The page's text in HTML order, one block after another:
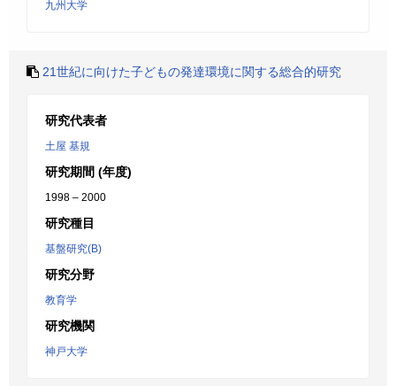
九州大学
21世紀に向けた子どもの発達環境に関する総合的研究
研究代表者
土屋 基規
研究期間 (年度)
1998 – 2000
研究種目
基盤研究(B)
研究分野
教育学
研究機関
神戸大学